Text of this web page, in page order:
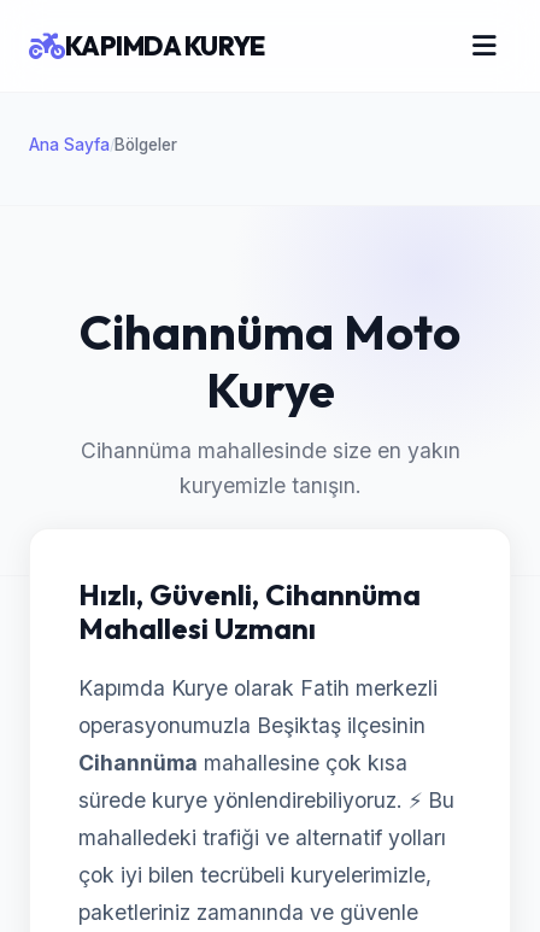
Ana Sayfa/Bölgeler
KAPIMDA KURYE
Cihannüma Moto
Kurye
Cihannüma mahallesinde size en yakın
kuryemizle tanışın.
Hızlı, Güvenli, Cihannüma
Mahallesi Uzmanı
Kapımda Kurye olarak Fatih merkezli
operasyonumuzla Beşiktaş ilçesinin
Cihannüma mahallesine çok kısa
sürede kurye yönlendirebiliyoruz. ⚡ Bu
mahalledeki trafiği ve alternatif yolları
çok iyi bilen tecrübeli kuryelerimizle,
paketleriniz zamanında ve güvenle